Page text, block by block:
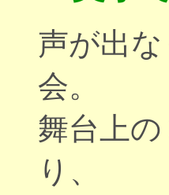
声が出
会。
舞台上
り、